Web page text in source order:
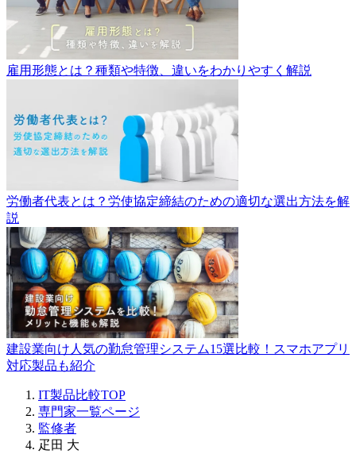
雇用形態とは？種類や特徴、違いをわかりやすく解説
労働者代表とは？労使協定締結のための適切な選出方法を解
説
建設業向け人気の勤怠管理システム15選比較！スマホアプリ
対応製品も紹介
IT製品比較TOP
専門家一覧ページ
監修者
疋田 大